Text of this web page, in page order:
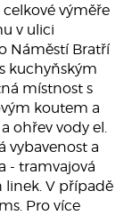
výměře
v ulici
Náměstí Bratří
kuchyňským
místnost s
koutem a
ohřev vody el.
vybavenost a
- tramvajová
linek. V případě
Pro více